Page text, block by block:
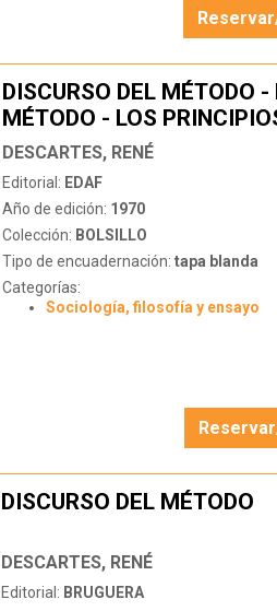
DISCURSO DEL MÉTODO -
MÉTODO - LOS
FILOSOFÍA - LA
CIENCIA - LA MORAL
DESCARTES, RENÉ
Editorial: EDAF
Año de edición: 1970
Colección: BOLSILLO
Tipo de encuadernación: tapa blanda
Categorías:
Sociología, filosofía y ensayo
DISCURSO DEL MÉTODO
DESCARTES, RENÉ
Editorial: BRUGUERA